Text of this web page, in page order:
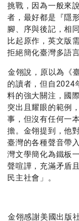
挑戰，因為一般來
者，最好都是『隱
腳、序與後記，相
比起原作，英文版
拒絕簡化臺灣多語
金翎說，原以為《
的讀者，但自2024
料的強大關注，國
突出且耀眼的範例
事，但沒有任何一
擔。金翎提到，他
臺灣的各種聲音帶
灣文學簡化為鐵板
聲喧譁，充滿矛盾
民主社會」。
金翎感謝美國出版